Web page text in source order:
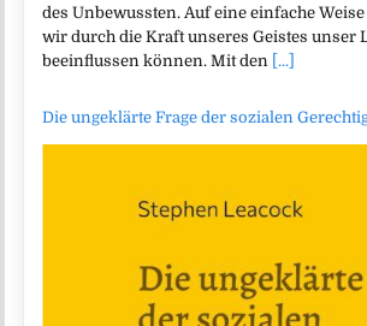
des Unbewussten. Auf eine einfache
wir durch die Kraft unseres Geistes unser
beeinflussen können. Mit den [...]
Die ungeklärte Frage der sozialen